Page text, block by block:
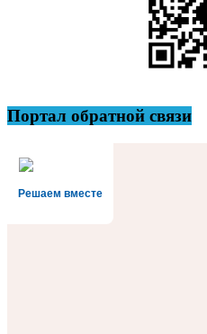
Портал обратной связи
Решаем вместе